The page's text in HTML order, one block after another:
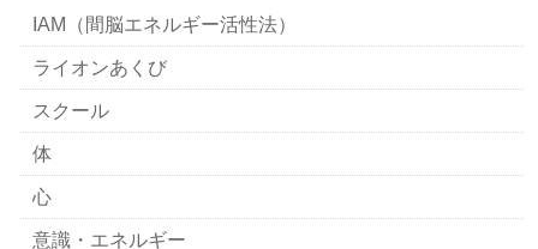
IAM（間脳エネルギー活性法）
ライオンあくび
スクール
体
心
意識・エネルギー